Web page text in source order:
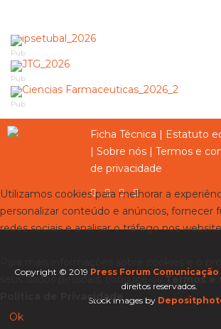
Pub
Pub
Pub
Ficha Técnica Estatuto
Sobre nós Termos e
de privacidade
Copyright © 2019 Press Forum Comunicação
direitos reservados.
Stock images by
Utilizamos cookies para melhorar a
personalizar conteúdo e anúncios, fornecer
redes sociais e analisar o tráfego nos
seus dados pessoais, consulte osTermos e
Política de Privacidade.
Ok